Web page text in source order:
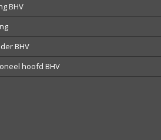
BHV
BHV
hoofd BHV